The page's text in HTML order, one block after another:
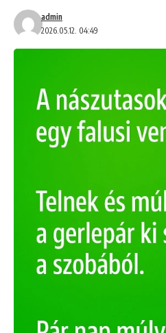
2026.05.12. 04:49
admin